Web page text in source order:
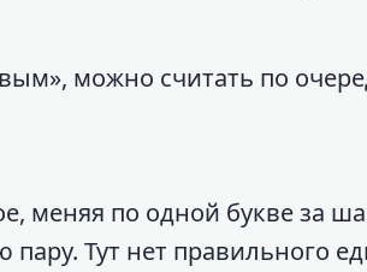
можно считать по
меняя по одной букве за
Тут нет правильного